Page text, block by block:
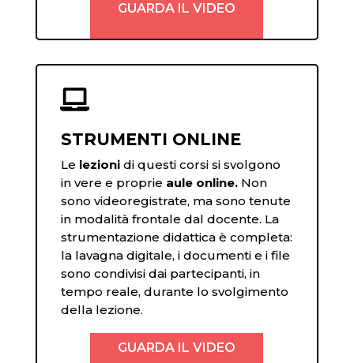
GUARDA IL VIDEO

STRUMENTI ONLINE
Le lezionidi questi corsi si svolgono
in vere e proprie aule online.Non
sono videoregistrate, ma sono tenute
in modalità frontale dal docente. La
strumentazione didattica è completa:
la lavagna digitale, i documenti e i file
sono condivisi dai partecipanti, in
tempo reale, durante lo svolgimento
della lezione.
GUARDA IL VIDEO